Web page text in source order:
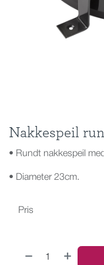
Nakkespeil
• Rundt nakkespeil
• Diameter 23cm.
Pris